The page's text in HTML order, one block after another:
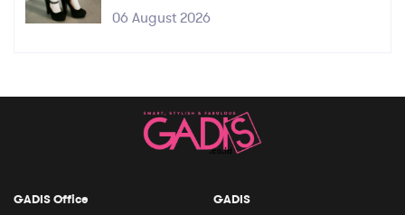
06 August 2026
GADIS Office GADIS